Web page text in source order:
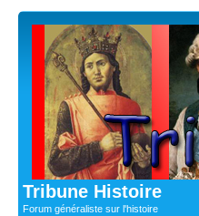
Tribune Histoire
Forum généraliste sur l'histoire